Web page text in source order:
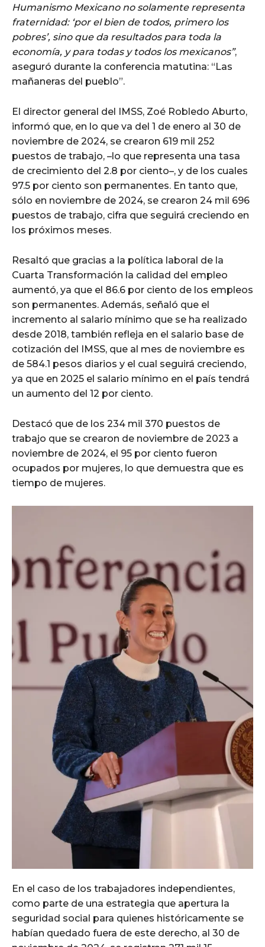
Humanismo Mexicano no solamente representa
fraternidad: ‘por el bien de todos, primero los
pobres’, sino que da resultados para toda la
economía, y para todas y todos los mexicanos”,
aseguró durante la conferencia matutina: “Las
mañaneras del pueblo”.
El director general del IMSS, Zoé Robledo Aburto,
informó que, en lo que va del 1 de enero al 30 de
noviembre de 2024, se crearon 619 mil 252
puestos de trabajo, –lo que representa una tasa
de crecimiento del 2.8 por ciento–, y de los cuales
97.5 por ciento son permanentes. En tanto que,
sólo en noviembre de 2024, se crearon 24 mil 696
puestos de trabajo, cifra que seguirá creciendo en
los próximos meses.
Resaltó que gracias a la política laboral de la
Cuarta Transformación la calidad del empleo
aumentó, ya que el 86.6 por ciento de los empleos
son permanentes. Además, señaló que el
incremento al salario mínimo que se ha realizado
desde 2018, también refleja en el salario base de
cotización del IMSS, que al mes de noviembre es
de 584.1 pesos diarios y el cual seguirá creciendo,
ya que en 2025 el salario mínimo en el país tendrá
un aumento del 12 por ciento.
Destacó que de los 234 mil 370 puestos de
trabajo que se crearon de noviembre de 2023 a
noviembre de 2024, el 95 por ciento fueron
ocupados por mujeres, lo que demuestra que es
tiempo de mujeres.
En el caso de los trabajadores independientes,
como parte de una estrategia que apertura la
seguridad social para quienes históricamente se
habían quedado fuera de este derecho, al 30 de